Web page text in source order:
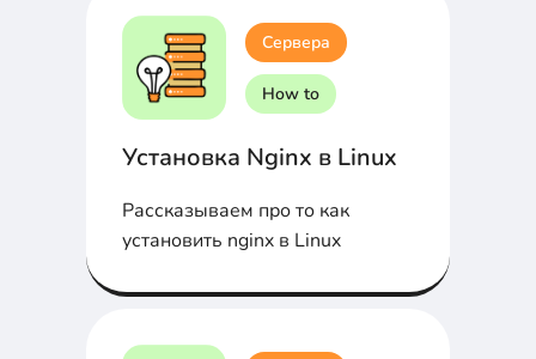
Сервера
How to
Установка Nginx в Linux
Рассказываем про то как
установить nginx в Linux